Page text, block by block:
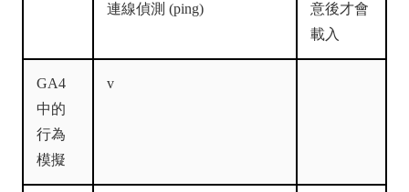
連線偵測 (ping)
意後才會
載入
GA4
中的
行為
模擬
v